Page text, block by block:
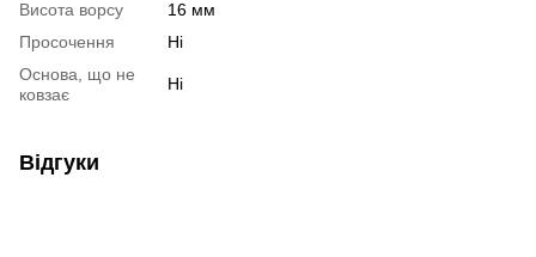
Висота ворсу
16 мм
Просочення
Ні
Основа, що не
ковзає
Ні
Відгуки